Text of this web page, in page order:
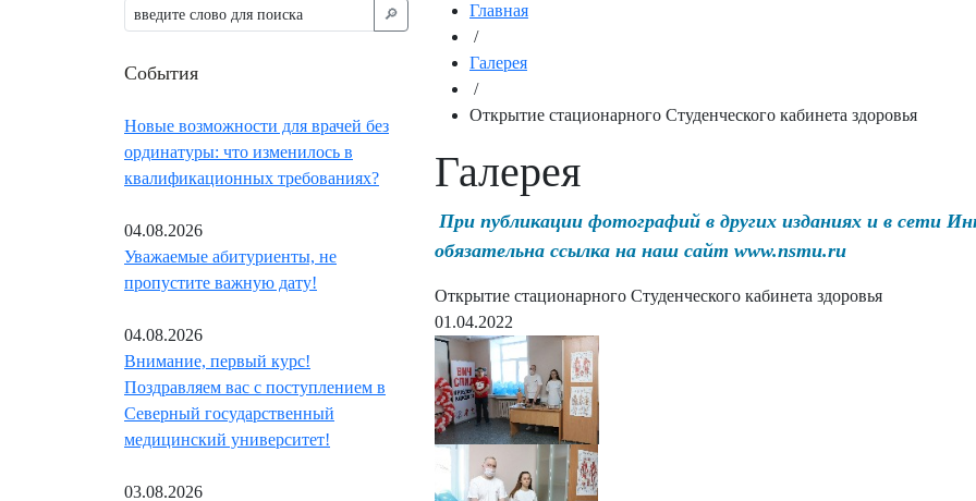
🔎︎
События
Новые возможности для врачей без
ординатуры: что изменилось в
квалификационных требованиях?
04.08.2026
Уважаемые абитуриенты, не
пропустите важную дату!
04.08.2026
Внимание, первый курс!
Поздравляем вас с поступлением в
Северный государственный
медицинский университет!
03.08.2026
Главная
/
Галерея
/
Открытие стационарного Студенческого кабинета здоровья
Галерея
При публикации фотографий в других изданиях и в сети
обязательна ссылка на наш сайт www.nsmu.ru
Открытие стационарного Студенческого кабинета здоровья
01.04.2022